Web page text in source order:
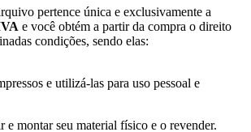
pertence única e exclusivamente a
e você obtém a partir da compra o direito
condições, sendo elas:
e utilizá-las para uso pessoal e
e montar seu material físico e o revender.